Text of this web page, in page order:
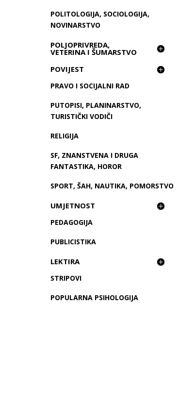
POLITOLOGIJA, SOCIOLOGIJA,
NOVINARSTVO
POLJOPRIVREDA,
VETERINA I ŠUMARSTVO
POVIJEST
PRAVO I SOCIJALNI RAD
PUTOPISI, PLANINARSTVO,
TURISTIČKI VODIČI
RELIGIJA
SF, ZNANSTVENA I DRUGA
FANTASTIKA, HOROR
SPORT, ŠAH, NAUTIKA, POMORSTVO
UMJETNOST
PEDAGOGIJA
PUBLICISTIKA
LEKTIRA
STRIPOVI
POPULARNA PSIHOLOGIJA